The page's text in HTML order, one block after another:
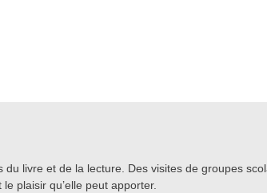
livre et de la lecture. Des visites de groupes
plaisir qu’elle peut apporter.